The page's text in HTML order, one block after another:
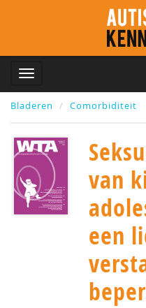
Bladeren Comorbiditeit
van
een